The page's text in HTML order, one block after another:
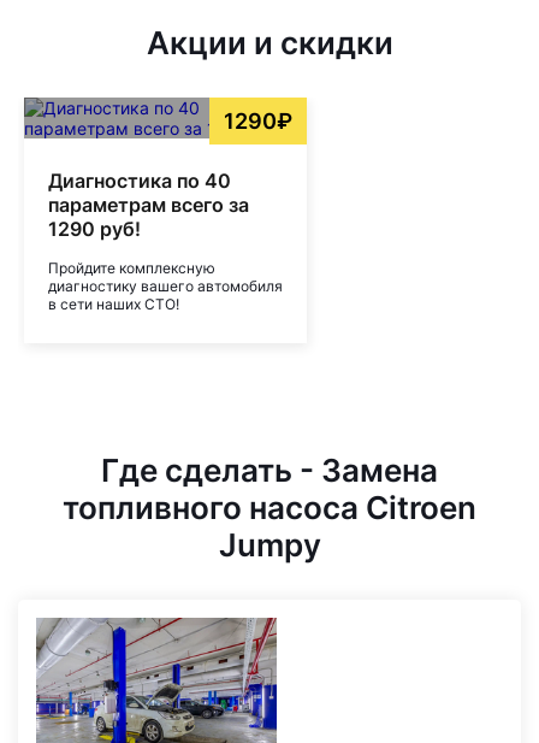
Акции и скидки
1290₽
Диагностика по 40
параметрам всего за
1290 руб!
Пройдите комплексную
диагностику вашего автомобиля
в сети наших СТО!
Где сделать - Замена
топливного насоса Citroen
Jumpy